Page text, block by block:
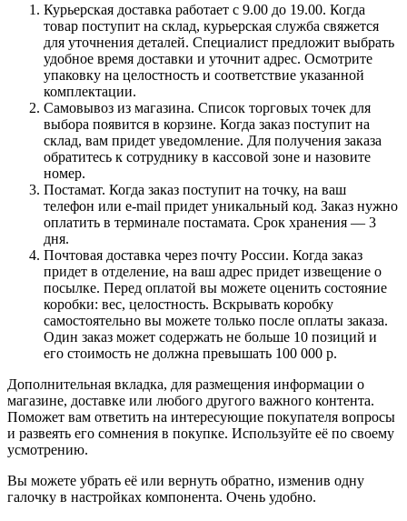
Курьерская доставка работает с 9.00 до 19.00. Когда
товар поступит на склад, курьерская служба свяжется
для уточнения деталей. Специалист предложит выбрать
удобное время доставки и уточнит адрес. Осмотрите
упаковку на целостность и соответствие указанной
комплектации.
Самовывоз из магазина. Список торговых точек для
выбора появится в корзине. Когда заказ поступит на
склад, вам придет уведомление. Для получения заказа
обратитесь к сотруднику в кассовой зоне и назовите
номер.
Постамат. Когда заказ поступит на точку, на ваш
телефон или e-mail придет уникальный код. Заказ нужно
оплатить в терминале постамата. Срок хранения — 3
дня.
Почтовая доставка через почту России. Когда заказ
придет в отделение, на ваш адрес придет извещение о
посылке. Перед оплатой вы можете оценить состояние
коробки: вес, целостность. Вскрывать коробку
самостоятельно вы можете только после оплаты заказа.
Один заказ может содержать не больше 10 позиций и
его стоимость не должна превышать 100 000 р.
Дополнительная вкладка, для размещения информации о
магазине, доставке или любого другого важного контента.
Поможет вам ответить на интересующие покупателя вопросы
и развеять его сомнения в покупке. Используйте её по своему
усмотрению.
Вы можете убрать её или вернуть обратно, изменив одну
галочку в настройках компонента. Очень удобно.